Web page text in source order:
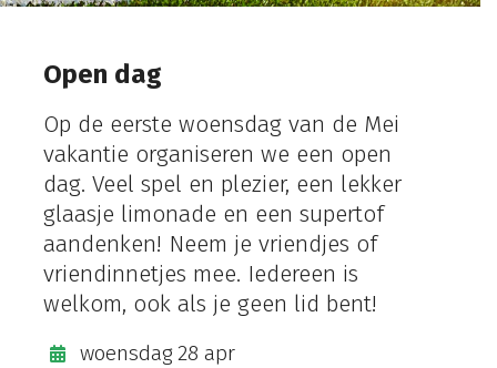
Open dag
Op de eerste woensdag van de Mei
vakantie organiseren we een open
dag. Veel spel en plezier, een lekker
glaasje limonade en een supertof
aandenken! Neem je vriendjes of
vriendinnetjes mee. Iedereen is
welkom, ook als je geen lid bent!
woensdag 28 apr